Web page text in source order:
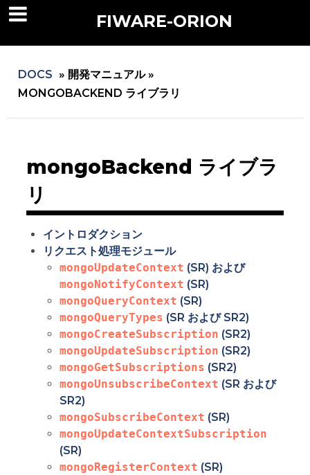
FIWARE-ORION
DOCS » 開発マニュアル »
MONGOBACKEND ライブラリ
mongoBackend ライブラ
リ
イントロダクション
リクエスト処理モジュール
mongoUpdateContext (SR) および
mongoNotifyContext (SR)
mongoQueryContext (SR)
mongoQueryTypes (SR および SR2)
mongoCreateSubscription (SR2)
mongoUpdateSubscription (SR2)
mongoGetSubscriptions (SR2)
mongoUnsubscribeContext (SR および
SR2)
mongoSubscribeContext (SR)
mongoUpdateContextSubscription
(SR)
mongoRegisterContext (SR)